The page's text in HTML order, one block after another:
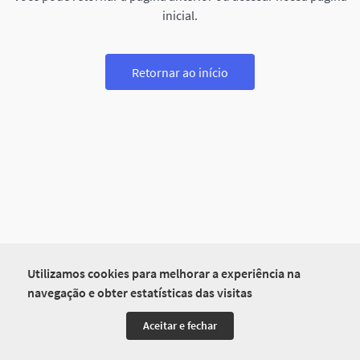
Utilizamos cookies para melhorar a experiência na
navegação e obter estatísticas das visitas
Aceitar e fechar
inicial.
Retornar ao início